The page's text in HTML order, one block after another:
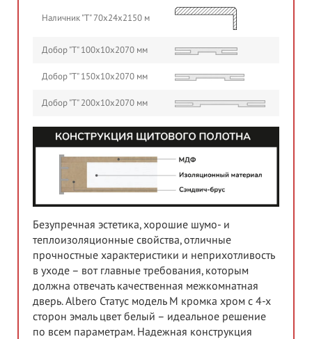
Наличник "Т" 70х24х2150 м
Добор "Т" 100х10х2070 мм
Добор "Т" 150х10х2070 мм
Добор "Т" 200х10х2070 мм
Безупречная эстетика, хорошие шумо- и
теплоизоляционные свойства, отличные
прочностные характеристики и неприхотливость
в уходе – вот главные требования, которым
должна отвечать качественная межкомнатная
дверь. Albero Статус модель М кромка хром с 4-х
сторон эмаль цвет белый – идеальное решение
по всем параметрам. Надежная конструкция